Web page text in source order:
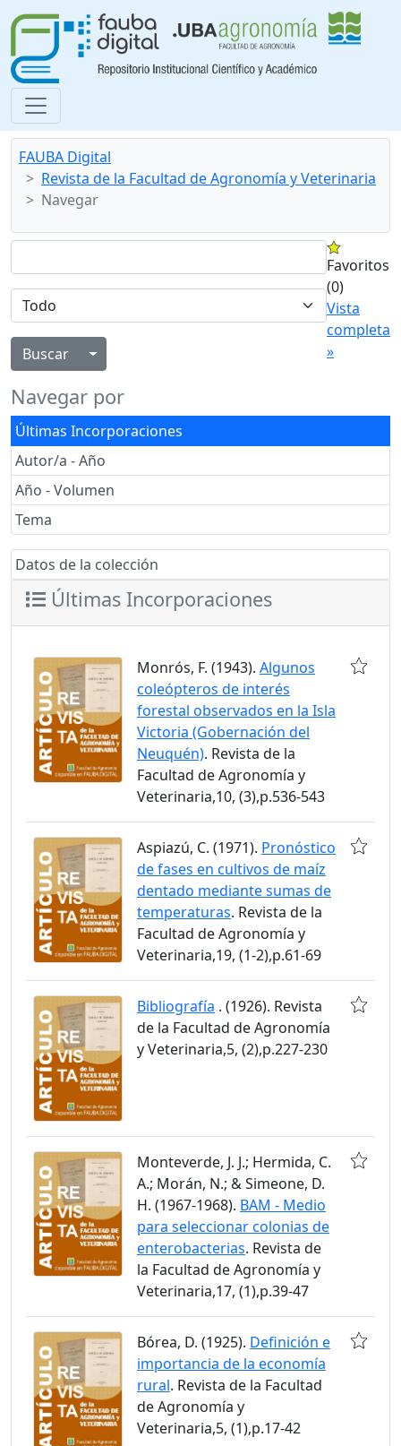
FAUBA Digital
Revista de la Facultad de Agronomía y Veterinaria
Navegar
Alternar menú desplegable
Favoritos
(0)
Vista
completa
»
Navegar por
Últimas Incorporaciones
Autor/a - Año
Año - Volumen
Tema
Datos de la colección
Últimas Incorporaciones
Monrós, F. (1943). Algunos
coleópteros de interés
forestal observados en la Isla
Victoria (Gobernación del
Neuquén). Revista de la
Facultad de Agronomía y
Veterinaria,10, (3),p.536-543
Aspiazú, C. (1971). Pronóstico
de fases en cultivos de maíz
dentado mediante sumas de
temperaturas. Revista de la
Facultad de Agronomía y
Veterinaria,19, (1-2),p.61-69
Bibliografía . (1926). Revista
de la Facultad de Agronomía
y Veterinaria,5, (2),p.227-230
Monteverde, J. J.; Hermida, C.
A.; Morán, N.; & Simeone, D.
H. (1967-1968). BAM - Medio
para seleccionar colonias de
enterobacterias. Revista de
la Facultad de Agronomía y
Veterinaria,17, (1),p.39-47
Bórea, D. (1925). Definición e
importancia de la economía
rural. Revista de la Facultad
de Agronomía y
Veterinaria,5, (1),p.17-42